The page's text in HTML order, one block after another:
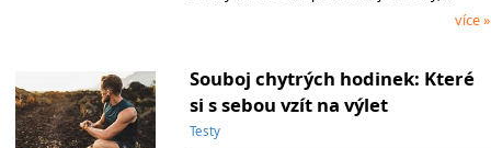
více »
Souboj chytrých hodinek: Které
si s sebou vzít na výlet
Testy